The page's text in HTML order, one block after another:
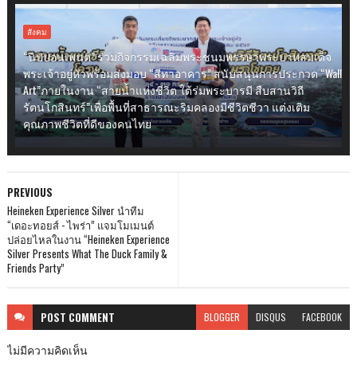
สังคม
“นิปปอนเพนต์” ร่วมกิจกรรมเฉลิมพระชนมพรรษาพระบาทสมเด็จ
พระเจ้าอยู่หัวพร้อมส่งมอบ “สีทาอาคาร” สนับสนุนการประกวด “Wall
Art”ภายในงาน “สายน้ำแห่งชีวิต ใต้ร่มพระบารมี สืบสานวิถี
รัตนโกสินทร์”เพื่อพื้นที่สาธารณะริมคลองมีชีวิตชีวา แต่งเติม
คุณภาพชีวิตที่ดีของคนไทย
PREVIOUS
Heineken Experience Silver นำทีม
“เดอะทอยส์ - ไพร่า” แจมโมเมนต์
ปล่อยไหลในงาน “Heineken Experience
Silver Presents What The Duck Family &
Friends Party”
POST COMMENT BLOGGER DISQUS FACEBOOK
ไม่มีความคิดเห็น